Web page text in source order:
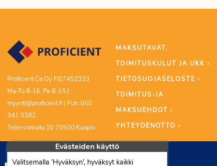
Proficient Co Oy FI07452333
Ma-To 8-16, Pe 8-15 |
myynti@proficient.fi | Puh: 050
341 0382
Tellervonkatu 10 70500 Kuopio
MAKSUTAVAT,
TOIMITUSKULUT JA UKK ›
TIETOSUOJASELOSTE ›
TOIMITUS-JA
MAKSUEHDOT ›
YHTEYDENOTTO ›
Evästeiden käyttö
Valitsemalla ’Hyväksyn’, hyväksyt kaikki